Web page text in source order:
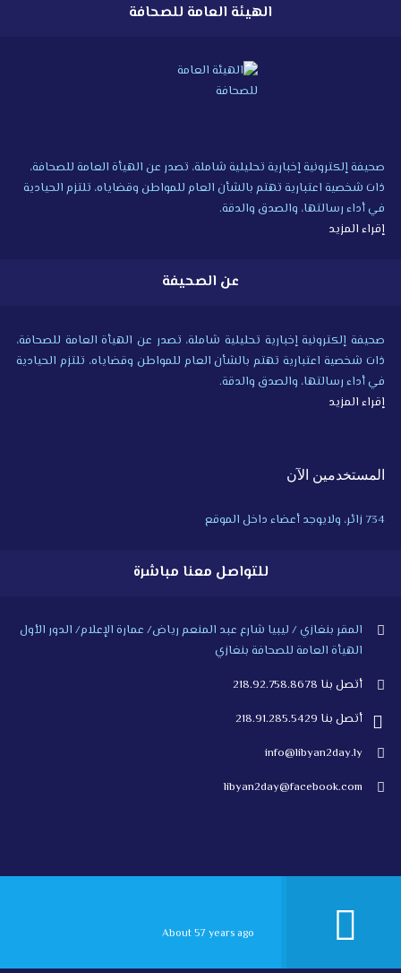
الهيئة العامة للصحافة
صحيفة إلكترونية إخبارية تحليلية شاملة، تصدر عن الهيأة العامة للصحافة،
ذات شخصية اعتبارية تهتم بالشأن العام للمواطن وقضاياه، تلتزم الحيادية
في أداء رسالتها، والصدق والدقة.
إقراء المزيد
عن الصحيفة
صحيفة إلكترونية إخبارية تحليلية شاملة، تصدر عن الهيأة العامة للصحافة،
ذات شخصية اعتبارية تهتم بالشأن العام للمواطن وقضاياه، تلتزم الحيادية
في أداء رسالتها، والصدق والدقة.
إقراء المزيد
المستخدمين الآن
734 زائر، ولايوجد أعضاء داخل الموقع
للتواصل معنا مباشرة
المقر بنغازي / ليبيا شارع عبد المنعم رياض/ عمارة الإعلام/ الدور الأول
الهيأة العامة للصحافة بنغازي
أتصل بنا 218.92.758.8678
أتصل بنا 218.91.285.5429
info@libyan2day.ly
libyan2day@facebook.com
About 57 years ago